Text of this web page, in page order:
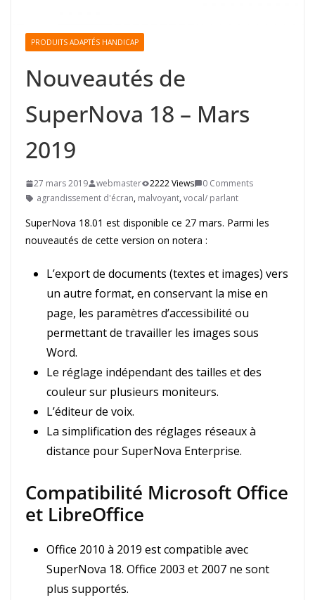
PRODUITS ADAPTÉS HANDICAP
Nouveautés de
SuperNova 18 – Mars
2019
27 mars 2019 webmaster 2222 Views
0 Comments
agrandissement d'écran, malvoyant,vocal/ parlant
SuperNova 18.01 est disponible ce 27 mars. Parmi les
nouveautés de cette version on notera :
L’export de documents (textes et images) vers
un autre format, en conservant la mise en
page, les paramètres d’accessibilité ou
permettant de travailler les images sous
Word.
Le réglage indépendant des tailles et des
couleur sur plusieurs moniteurs.
L’éditeur de voix.
La simplification des réglages réseaux à
distance pour SuperNova Enterprise.
Compatibilité Microsoft Office
et LibreOffice
Office 2010 à 2019 est compatible avec
SuperNova 18. Office 2003 et 2007 ne sont
plus supportés.